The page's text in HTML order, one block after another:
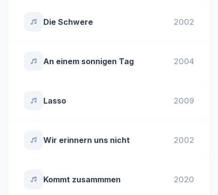
Die Schwere 2002
An einem sonnigen Tag 2004
Lasso 2009
Wir erinnern uns nicht 2002
Kommt zusammmen 2020